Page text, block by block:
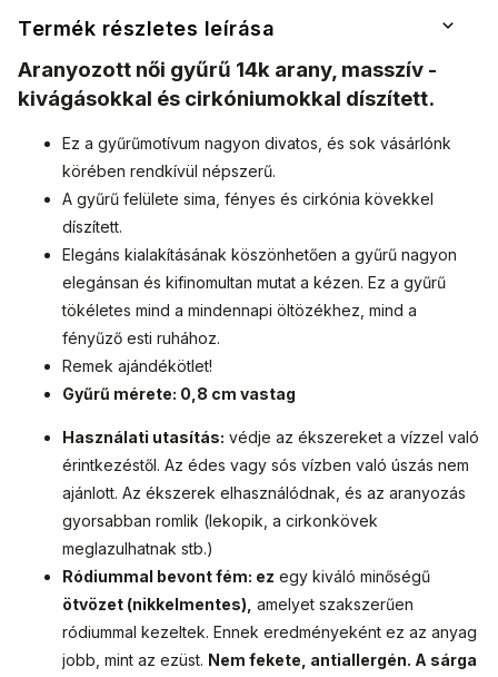
Termék részletes leírása
Aranyozott női gyűrű 14k arany, masszív -
kivágásokkal és cirkóniumokkal díszített.
Ez a gyűrűmotívum nagyon divatos, és sok vásárlónk
körében rendkívül népszerű.
A gyűrű felülete sima, fényes és cirkónia kövekkel
díszített.
Elegáns kialakításának köszönhetően a gyűrű nagyon
elegánsan és kifinomultan mutat a kézen. Ez a gyűrű
tökéletes mind a mindennapi öltözékhez, mind a
fényűző esti ruhához.
Remek ajándékötlet!
Gyűrű mérete: 0,8 cm vastag
Használati utasítás: védje az ékszereket a vízzel való
érintkezéstől. Az édes vagy sós vízben való úszás nem
ajánlott. Az ékszerek elhasználódnak, és az aranyozás
gyorsabban romlik (lekopik, a cirkonkövek
meglazulhatnak stb.)
Ródiummal bevont fém: ez egy kiváló minőségű
ötvözet (nikkelmentes), amelyet szakszerűen
ródiummal kezeltek. Ennek eredményeként ez az anyag
jobb, mint az ezüst. Nem fekete, antiallergén. A sárga